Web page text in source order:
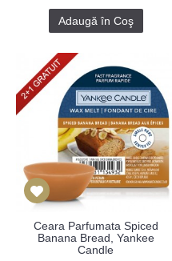
Adaugă în Coş
Ceara Parfumata Spiced
Banana Bread, Yankee
Candle